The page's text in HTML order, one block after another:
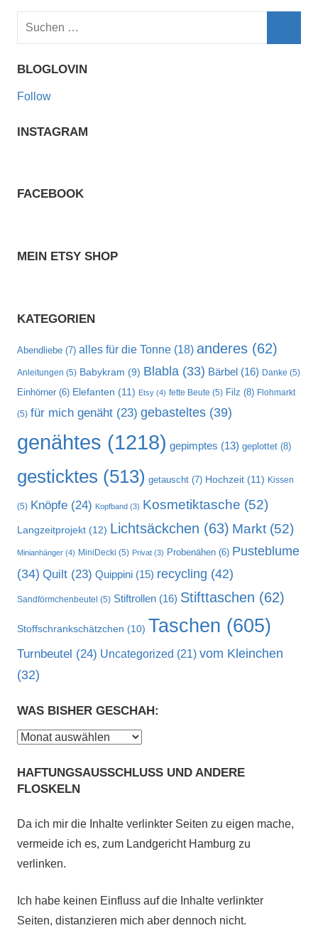
Suchen
BLOGLOVIN
Follow
INSTAGRAM
FACEBOOK
MEIN ETSY SHOP
KATEGORIEN
Abendliebe (7) alles für die Tonne (18) anderes (62)
Anleitungen (5) Babykram (9) Blabla (33) Bärbel (16) Danke (5)
Einhörner (6) Elefanten (11) Etsy (4) fette Beute (5) Filz (8) Flohmarkt
(5) für mich genäht (23) gebasteltes (39)
genähtes (1218) gepimptes (13) geplottet (8)
gesticktes (513) getauscht (7) Hochzeit (11) Kissen
(5) Knöpfe (24) Kopfband (3) Kosmetiktasche (52)
Langzeitprojekt (12) Lichtsäckchen (63) Markt (52)
Minianhänger (4) MiniDecki (5) Privat (3) Probenähen (6) Pusteblume
(34) Quilt (23) Quippini (15) recycling (42)
Sandförmchenbeutel (5) Stiftrollen (16) Stifttaschen (62)
Stoffschrankschätzchen (10) Taschen (605)
Turnbeutel (24) Uncategorized (21) vom Kleinchen
(32)
WAS BISHER GESCHAH:
Was
geschah:
HAFTUNGSAUSSCHLUSS UND ANDERE
FLOSKELN
Da ich mir die Inhalte verlinkter Seiten zu eigen mache,
vermeide ich es, zum Landgericht Hamburg zu
verlinken.
Ich habe keinen Einfluss auf die Inhalte verlinkter
Seiten, distanzieren mich aber dennoch nicht.